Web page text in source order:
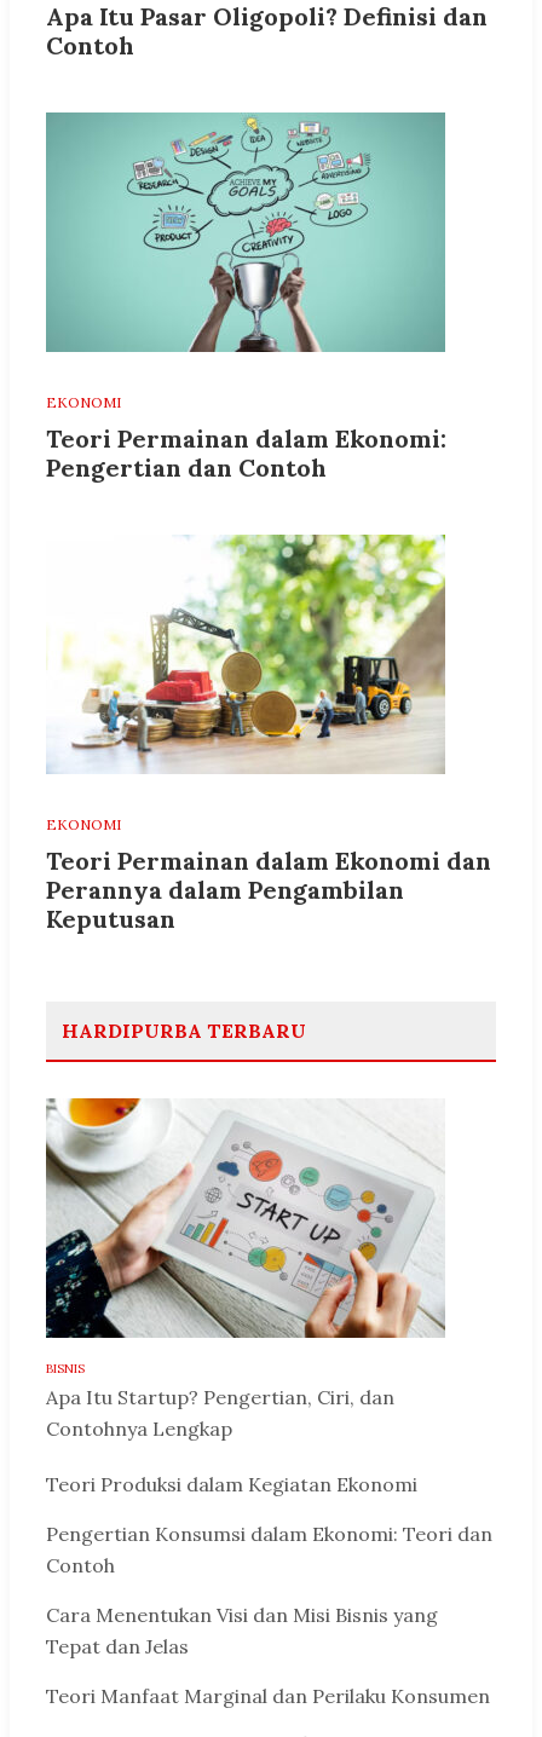
Apa Itu Pasar Oligopoli? Definisi dan
Contoh
EKONOMI
Teori Permainan dalam Ekonomi:
Pengertian dan Contoh
EKONOMI
Teori Permainan dalam Ekonomi dan
Perannya dalam Pengambilan
Keputusan
HARDIPURBA TERBARU
BISNIS
Apa Itu Startup? Pengertian, Ciri, dan
Contohnya Lengkap
Teori Produksi dalam Kegiatan Ekonomi
Pengertian Konsumsi dalam Ekonomi: Teori dan
Contoh
Cara Menentukan Visi dan Misi Bisnis yang
Tepat dan Jelas
Teori Manfaat Marginal dan Perilaku Konsumen